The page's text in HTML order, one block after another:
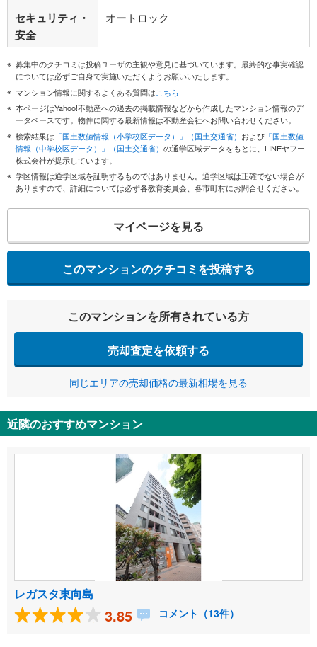
セキュリティ・
安全
オートロック
募集中のクチコミは投稿ユーザの主観や意見に基づいています。最終的な事実確認
については必ずご自身で実施いただくようお願いいたします。
マンション情報に関するよくある質問はこちら
本ページはYahoo!不動産への過去の掲載情報などから作成したマンション情報のデ
ータベースです。物件に関する最新情報は不動産会社へお問い合わせください。
検索結果は 「国土数値情報（小学校区データ）」（国土交通省） および 「国土数値
情報（中学校区データ）」（国土交通省） の通学区域データをもとに、LINEヤフー
株式会社が提示しています。
学区情報は通学区域を証明するものではありません。通学区域は正確でない場合が
ありますので、詳細については必ず各教育委員会、各市町村にお問合せください。
マイページを見る
このマンションのクチコミを投稿する
このマンションを所有されている方
売却査定を依頼する
同じエリアの売却価格の最新相場を見る
近隣のおすすめマンション
レガスタ東向島
3.85 コメント（13件）